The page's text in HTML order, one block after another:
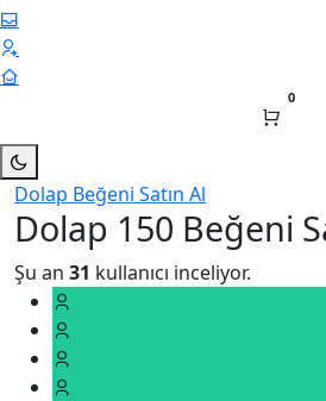
0
Dolap Beğeni Satın Al
Dolap 150 Beğeni
Şu an 31 kullanıcı inceliyor.